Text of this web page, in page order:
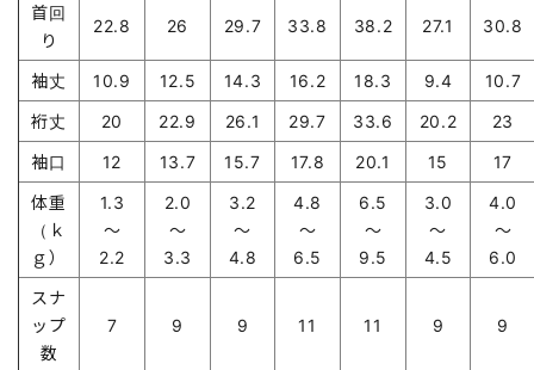
首回
り
22.8 26 29.7 33.8 38.2 27.1 30.8
袖丈 10.9 12.5 14.3 16.2 18.3 9.4
10.7
裄丈
20 22.9 26.1 29.7 33.6 20.2
23
袖口
12 13.7 15.7 17.8 20.1 15
17
体重
（ｋ
ｇ）
1.3
～
2.2
2.0
～
3.3
3.2
～
4.8
4.8
～
6.5
6.5
～
9.5
3.0
～
4.5
4.0
～
6.0
スナ
ップ
数
7 9 9 11 11 9 9